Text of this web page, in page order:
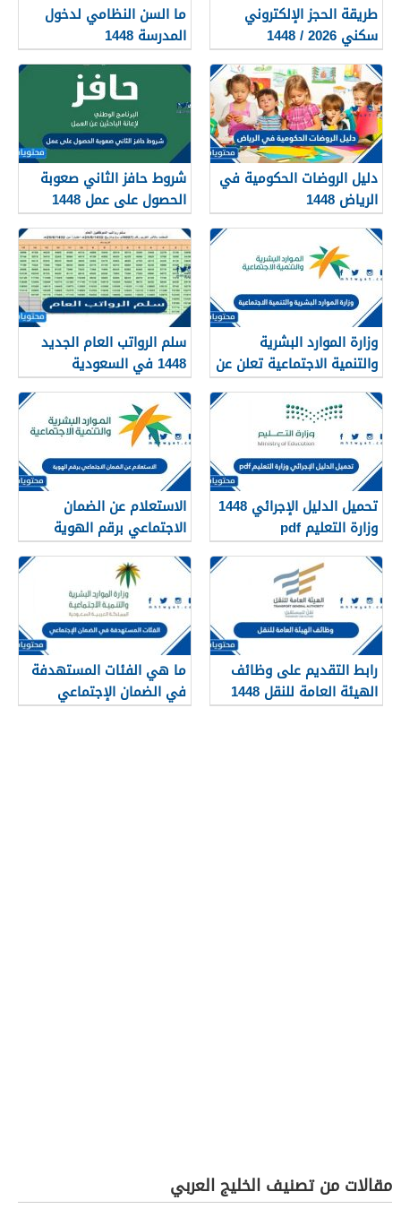
طريقة الحجز الإلكتروني
سكني 2026 / 1448
بالتفصيل
ما السن النظامي لدخول
المدرسة 1448
دليل الروضات الحكومية في
الرياض 1448
شروط حافز الثاني صعوبة
الحصول على عمل 1448
وزارة الموارد البشرية
والتنمية الاجتماعية تعلن عن
تفعيل نظام الضمان
الاجتماعي المطور والجديد
1448
سلم الرواتب العام الجديد
1448 في السعودية
تحميل الدليل الإجرائي 1448
وزارة التعليم pdf
الاستعلام عن الضمان
الاجتماعي برقم الهوية
1448
رابط التقديم على وظائف
الهيئة العامة للنقل 1448
في الرياض
ما هي الفئات المستهدفة
في الضمان الإجتماعي
الجديد 1448
مقالات من تصنيف الخليج العربي